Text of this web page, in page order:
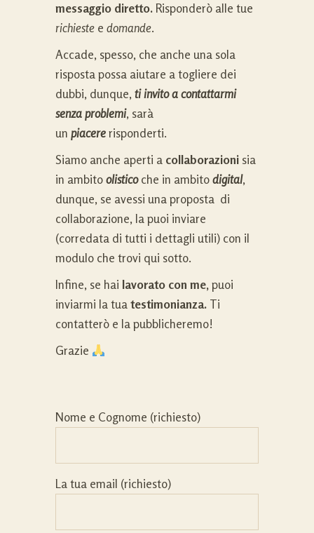
messaggio diretto. Risponderò alle tue
richieste e domande.
Accade, spesso, che anche una sola
risposta possa aiutare a togliere dei
dubbi, dunque, ti invito a contattarmi
senza problemi, sarà
un piacererisponderti.
Siamo anche aperti a collaborazioni sia
in ambitoolistico che in ambitodigital,
dunque, se avessi una proposta di
collaborazione, la puoi inviare
(corredata di tutti i dettagli utili) con il
modulo che trovi qui sotto.
Infine, se hai lavorato con me, puoi
inviarmi la tua testimonianza. Ti
contatterò e la pubblicheremo!
Grazie
Nome e Cognome (richiesto)
La tua email (richiesto)